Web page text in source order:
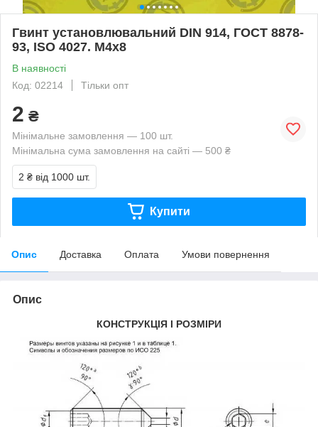
Гвинт установлювальний DIN 914, ГОСТ 8878-
93, ISO 4027. М4х8
В наявності
Код: 02214
Тільки опт
2 ₴
Мінімальне замовлення — 100 шт.
Мінімальна сума замовлення на сайті — 500 ₴
2 ₴ від 1000 шт.
Купити
Опис Доставка Оплата Умови повернення
Опис
КОНСТРУКЦІЯ І РОЗМІРИ